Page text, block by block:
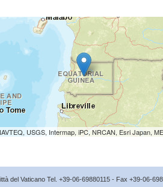
USGS, Intermap, iPC, NRCAN, Esri Japan,
del Vaticano Tel. +39-06-69880115 - Fax +39-06-